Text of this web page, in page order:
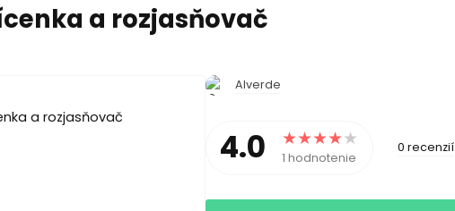
a rozjasňovač
Alverde
4.0 1 hodnotenie
0 recenzií